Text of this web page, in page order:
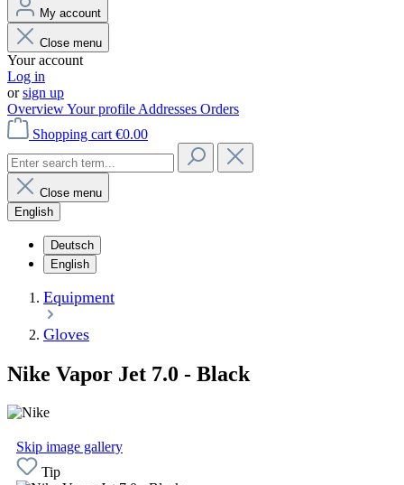
My account
Close menu
Your account
Log in
orsign up
OverviewYour profile Addresses Orders
Shopping cart €0.00
Close menu
English
Deutsch
English
Equipment
Gloves
Nike Vapor Jet 7.0 - Black
Skip image gallery
Tip